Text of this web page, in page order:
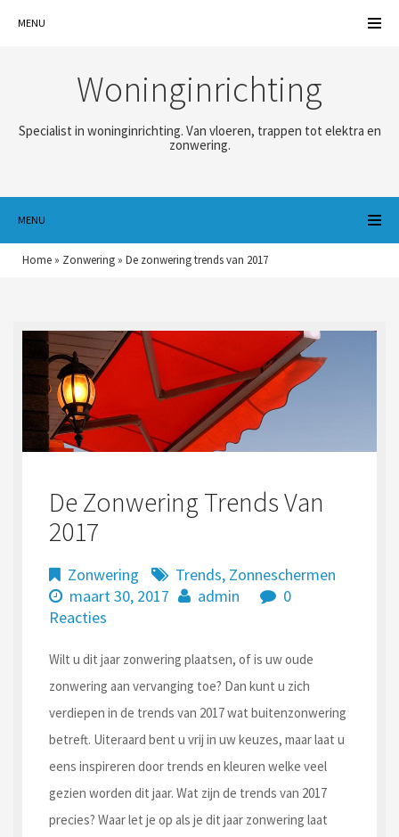
MENU
Woninginrichting
Specialist in woninginrichting. Van vloeren, trappen tot elektra en
zonwering.
MENU
Home » Zonwering » De zonwering trends van 2017
De Zonwering Trends Van
2017
Zonwering Trends, Zonneschermen
maart 30, 2017
admin
0
Reacties
Wilt u dit jaar zonwering plaatsen, of is uw oude
zonwering aan vervanging toe? Dan kunt u zich
verdiepen in de trends van 2017 wat buitenzonwering
betreft. Uiteraard bent u vrij in uw keuzes, maar laat u
eens inspireren door trends en kleuren welke veel
gezien worden dit jaar. Wat zijn de trends van 2017
precies? Waar let je op als je dit jaar zonwering laat